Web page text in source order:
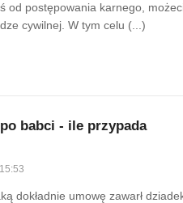
od postępowania karnego,
cywilnej. W tym celu (...)
babci - ile przypada
dokładnie umowę zawarł